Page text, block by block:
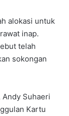
alokasi untuk
inap.
telah
sokongan
Andy Suhaeri
Kartu